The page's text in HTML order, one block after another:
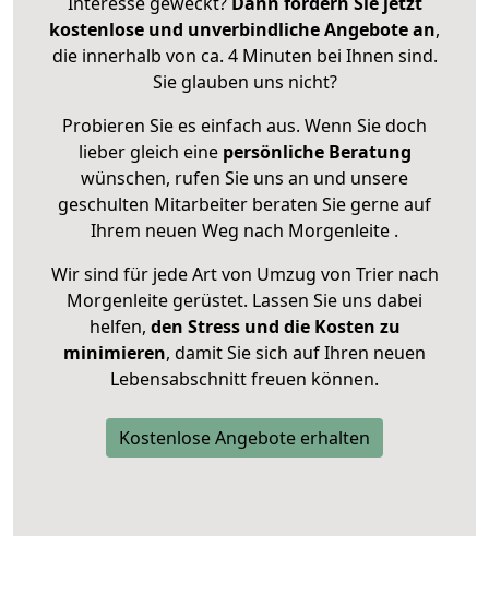
kostenlose und unverbindliche Angebote an,
die innerhalb von ca. 4 Minuten bei Ihnen sind.
Sie glauben uns nicht?
Probieren Sie es einfach aus. Wenn Sie doch
lieber gleich eine persönliche Beratung
wünschen, rufen Sie uns an und unsere
geschulten Mitarbeiter beraten Sie gerne auf
Ihrem neuen Weg nach Morgenleite .
Wir sind für jede Art von Umzug von Trier nach
Morgenleite gerüstet. Lassen Sie uns dabei
helfen, den Stress und die Kosten zu
minimieren, damit Sie sich auf Ihren neuen
Lebensabschnitt freuen können.
Kostenlose Angebote erhalten